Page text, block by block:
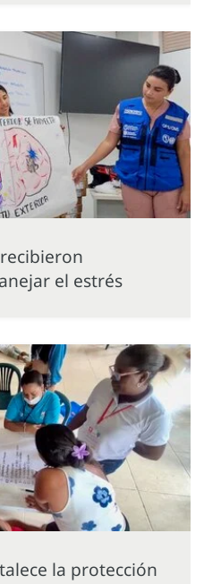
el estrés
la protección